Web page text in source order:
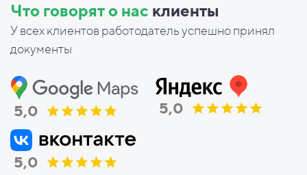
Что говорят о нас клиенты
У всех клиентов работодатель успешно принял
документы
5,0 5,0
5,0